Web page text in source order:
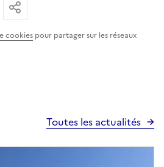
cookies pour partager sur les réseaux
email
Copier le lien
Toutes les actualités